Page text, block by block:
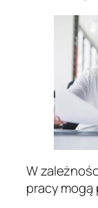
W
pracy